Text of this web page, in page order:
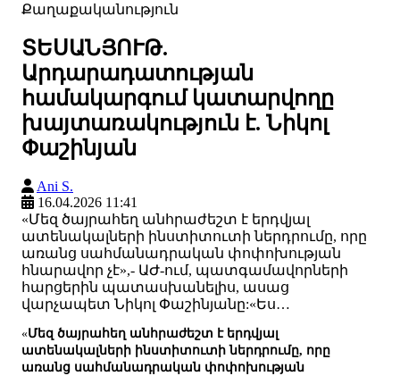
Քաղաքականություն
ՏԵՍԱՆՅՈՒԹ.
Արդարադատության
համակարգում կատարվողը
խայտառակություն է. Նիկոլ
Փաշինյան
Ani S.
16.04.2026 11:41
«Մեզ ծայրահեղ անհրաժեշտ է երդվյալ
ատենակալների ինստիտուտի ներդրումը, որը
առանց սահմանադրական փոփոխության
հնարավոր չէ»,- ԱԺ-ում, պատգամավորների
հարցերին պատասխանելիս, ասաց
վարչապետ Նիկոլ Փաշինյանը:«Ես…
«Մեզ ծայրահեղ անհրաժեշտ է երդվյալ
ատենակալների ինստիտուտի ներդրումը, որը
առանց սահմանադրական փոփոխության